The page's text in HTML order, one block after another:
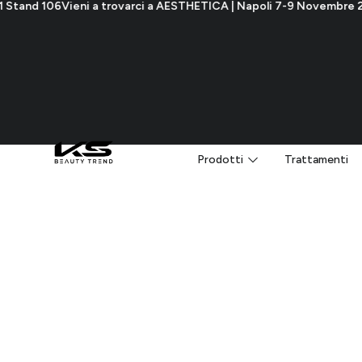
a AESTHETICA | Napoli 7-9 Novembre 2026 | Padiglione 1
Prodotti Trattamenti